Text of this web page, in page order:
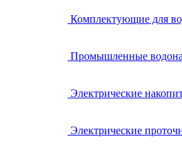
Комплектующие для
Промышленные
Электрические
Электрические